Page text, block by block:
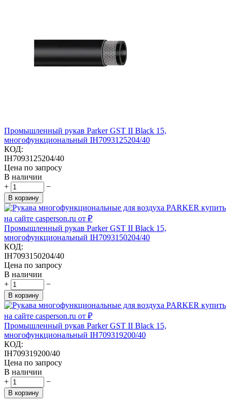
Промышленный рукав Parker GST II Black 15,
многофункциональный IH7093125204/40
КОД:
IH7093125204/40
Цена по запросу
В наличии
+
−
В корзину
Промышленный рукав Parker GST II Black 15,
многофункциональный IH7093150204/40
КОД:
IH7093150204/40
Цена по запросу
В наличии
+
−
В корзину
Промышленный рукав Parker GST II Black 15,
многофункциональный IH709319200/40
КОД:
IH709319200/40
Цена по запросу
В наличии
+
−
В корзину